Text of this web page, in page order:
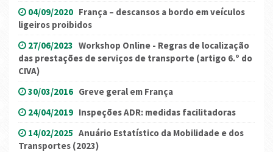
04/09/2020 França – descansos a bordo em veículos
ligeiros proibidos
27/06/2023 Workshop Online - Regras de localização
das prestações de serviços de transporte (artigo 6.º do
CIVA)
30/03/2016 Greve geral em França
24/04/2019 Inspeções ADR: medidas facilitadoras
14/02/2025 Anuário Estatístico da Mobilidade e dos
Transportes (2023)